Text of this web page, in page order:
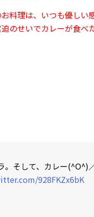
料理は、いつも優しい
のせいでカレーが食べ
。そして、カレー(^O^)
928FKZx6bK